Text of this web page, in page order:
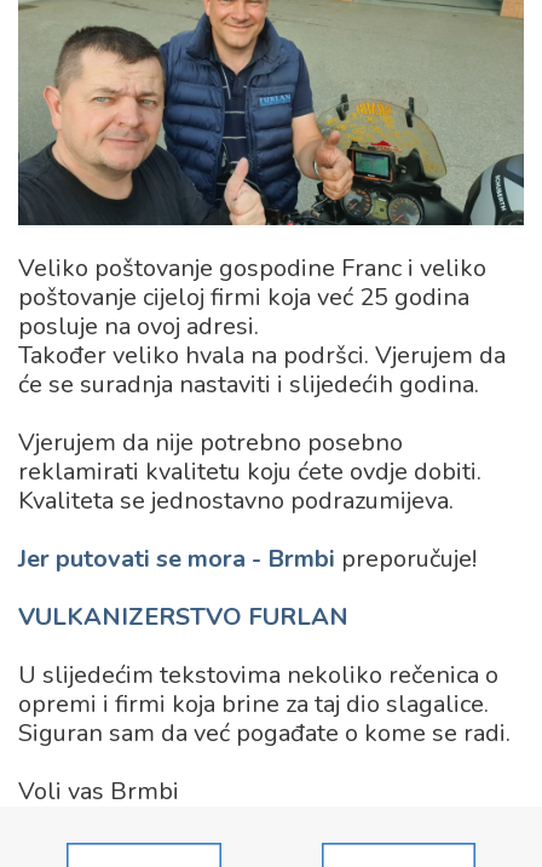
Veliko poštovanje gospodine Franc i veliko
poštovanje cijeloj firmi koja već 25 godina
posluje na ovoj adresi.
Također veliko hvala na podršci. Vjerujem da
će se suradnja nastaviti i slijedećih godina.
Vjerujem da nije potrebno posebno
reklamirati kvalitetu koju ćete ovdje dobiti.
Kvaliteta se jednostavno podrazumijeva.
Jer putovati se mora - Brmbi preporučuje!
VULKANIZERSTVO FURLAN
U slijedećim tekstovima nekoliko rečenica o
opremi i firmi koja brine za taj dio slagalice.
Siguran sam da već pogađate o kome se radi.
Voli vas Brmbi